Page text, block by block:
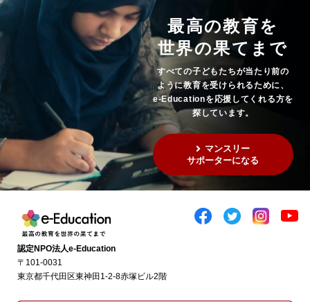
最高の教育を
世界の果てまで
すべての子どもたちが当たり前の
ように教育を受けられるために、
e-Educationを応援してくれる方を
探しています。
マンスリー
サポーターになる
認定NPO法人e-Education
〒101-0031
東京都千代田区東神田1-2-8赤塚ビル2階